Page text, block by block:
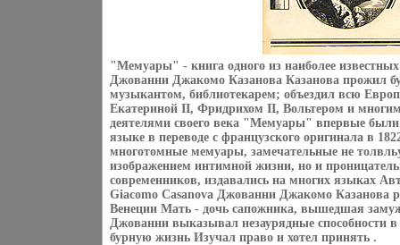
"Мемуары" - книга одного из наиболее
Джованни Джакомо Казанова Казанова прожил
музыкантом, библиотекарем; объездил всю
Екатериной II, Фридрихом II, Вольтером и
деятелями своего века "Мемуары" впервые
языке в переводе с французского оригинала в
многотомные мемуары, замечательные не
изображением интимной жизни, но и
современников, издавались на многих языках
Giacomo Casanova Джованни Джакомо Казанова
Венеции Мать - дочь сапожника, вышедшая замуж
Джованни выказывал незаурядные способности
бурную жизнь Изучал право и хотел принять .